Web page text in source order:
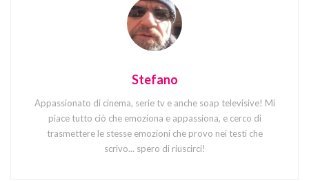
Stefano
Appassionato di cinema, serie tv e anche soap televisive! Mi
piace tutto ciò che emoziona e appassiona, e cerco di
trasmettere le stesse emozioni che provo nei testi che
scrivo... spero di riuscirci!